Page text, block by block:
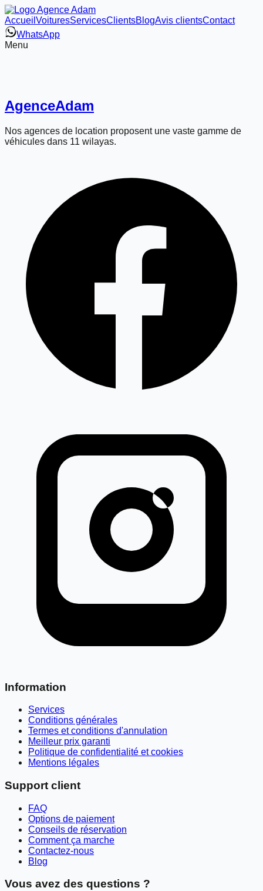
Accueil VoituresServicesClientsBlogAvis clientsContact
WhatsApp
Menu
AgenceAdam
Nos agences de location proposent une vaste gamme de
véhicules dans 11 wilayas.
Information
Services
Conditions générales
Termes et conditions d'annulation
Meilleur prix garanti
Politique de confidentialité et cookies
Mentions légales
Support client
FAQ
Options de paiement
Conseils de réservation
Comment ça marche
Contactez-nous
Blog
Vous avez des questions ?